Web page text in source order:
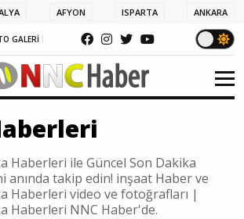
AFYON ISPARTA ANKARA
GALERİ
Haberleri ile Güncel Son Dakika
anında takip edin! inşaat Haber ve
Haberleri video ve fotoğrafları |
Haberleri NNC Haber'de.